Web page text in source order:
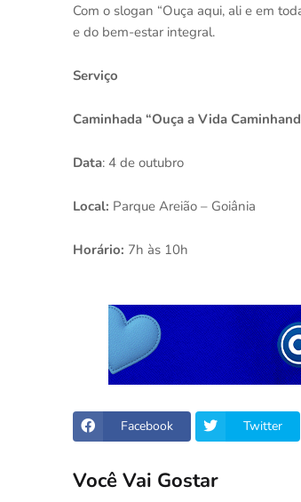
Com o slogan “Ouça aqui, ali e em
e do bem-estar integral.
Serviço
Caminhada “Ouça a Vida
Data: 4 de outubro
Local: Parque Areião – Goiânia
Horário: 7h às 10h
Facebook Twitter
Você Vai Gostar